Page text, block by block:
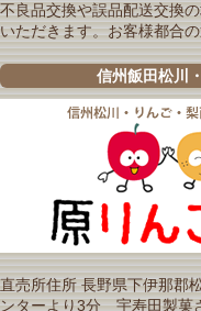
不良品交換や誤品配送交換
いただきます。お客様都合
信州飯田松川
直売所住所 長野県下伊那
ンターより3分 宇寿田製菓